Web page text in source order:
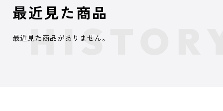
最近見た商品
最近見た商品がありません。